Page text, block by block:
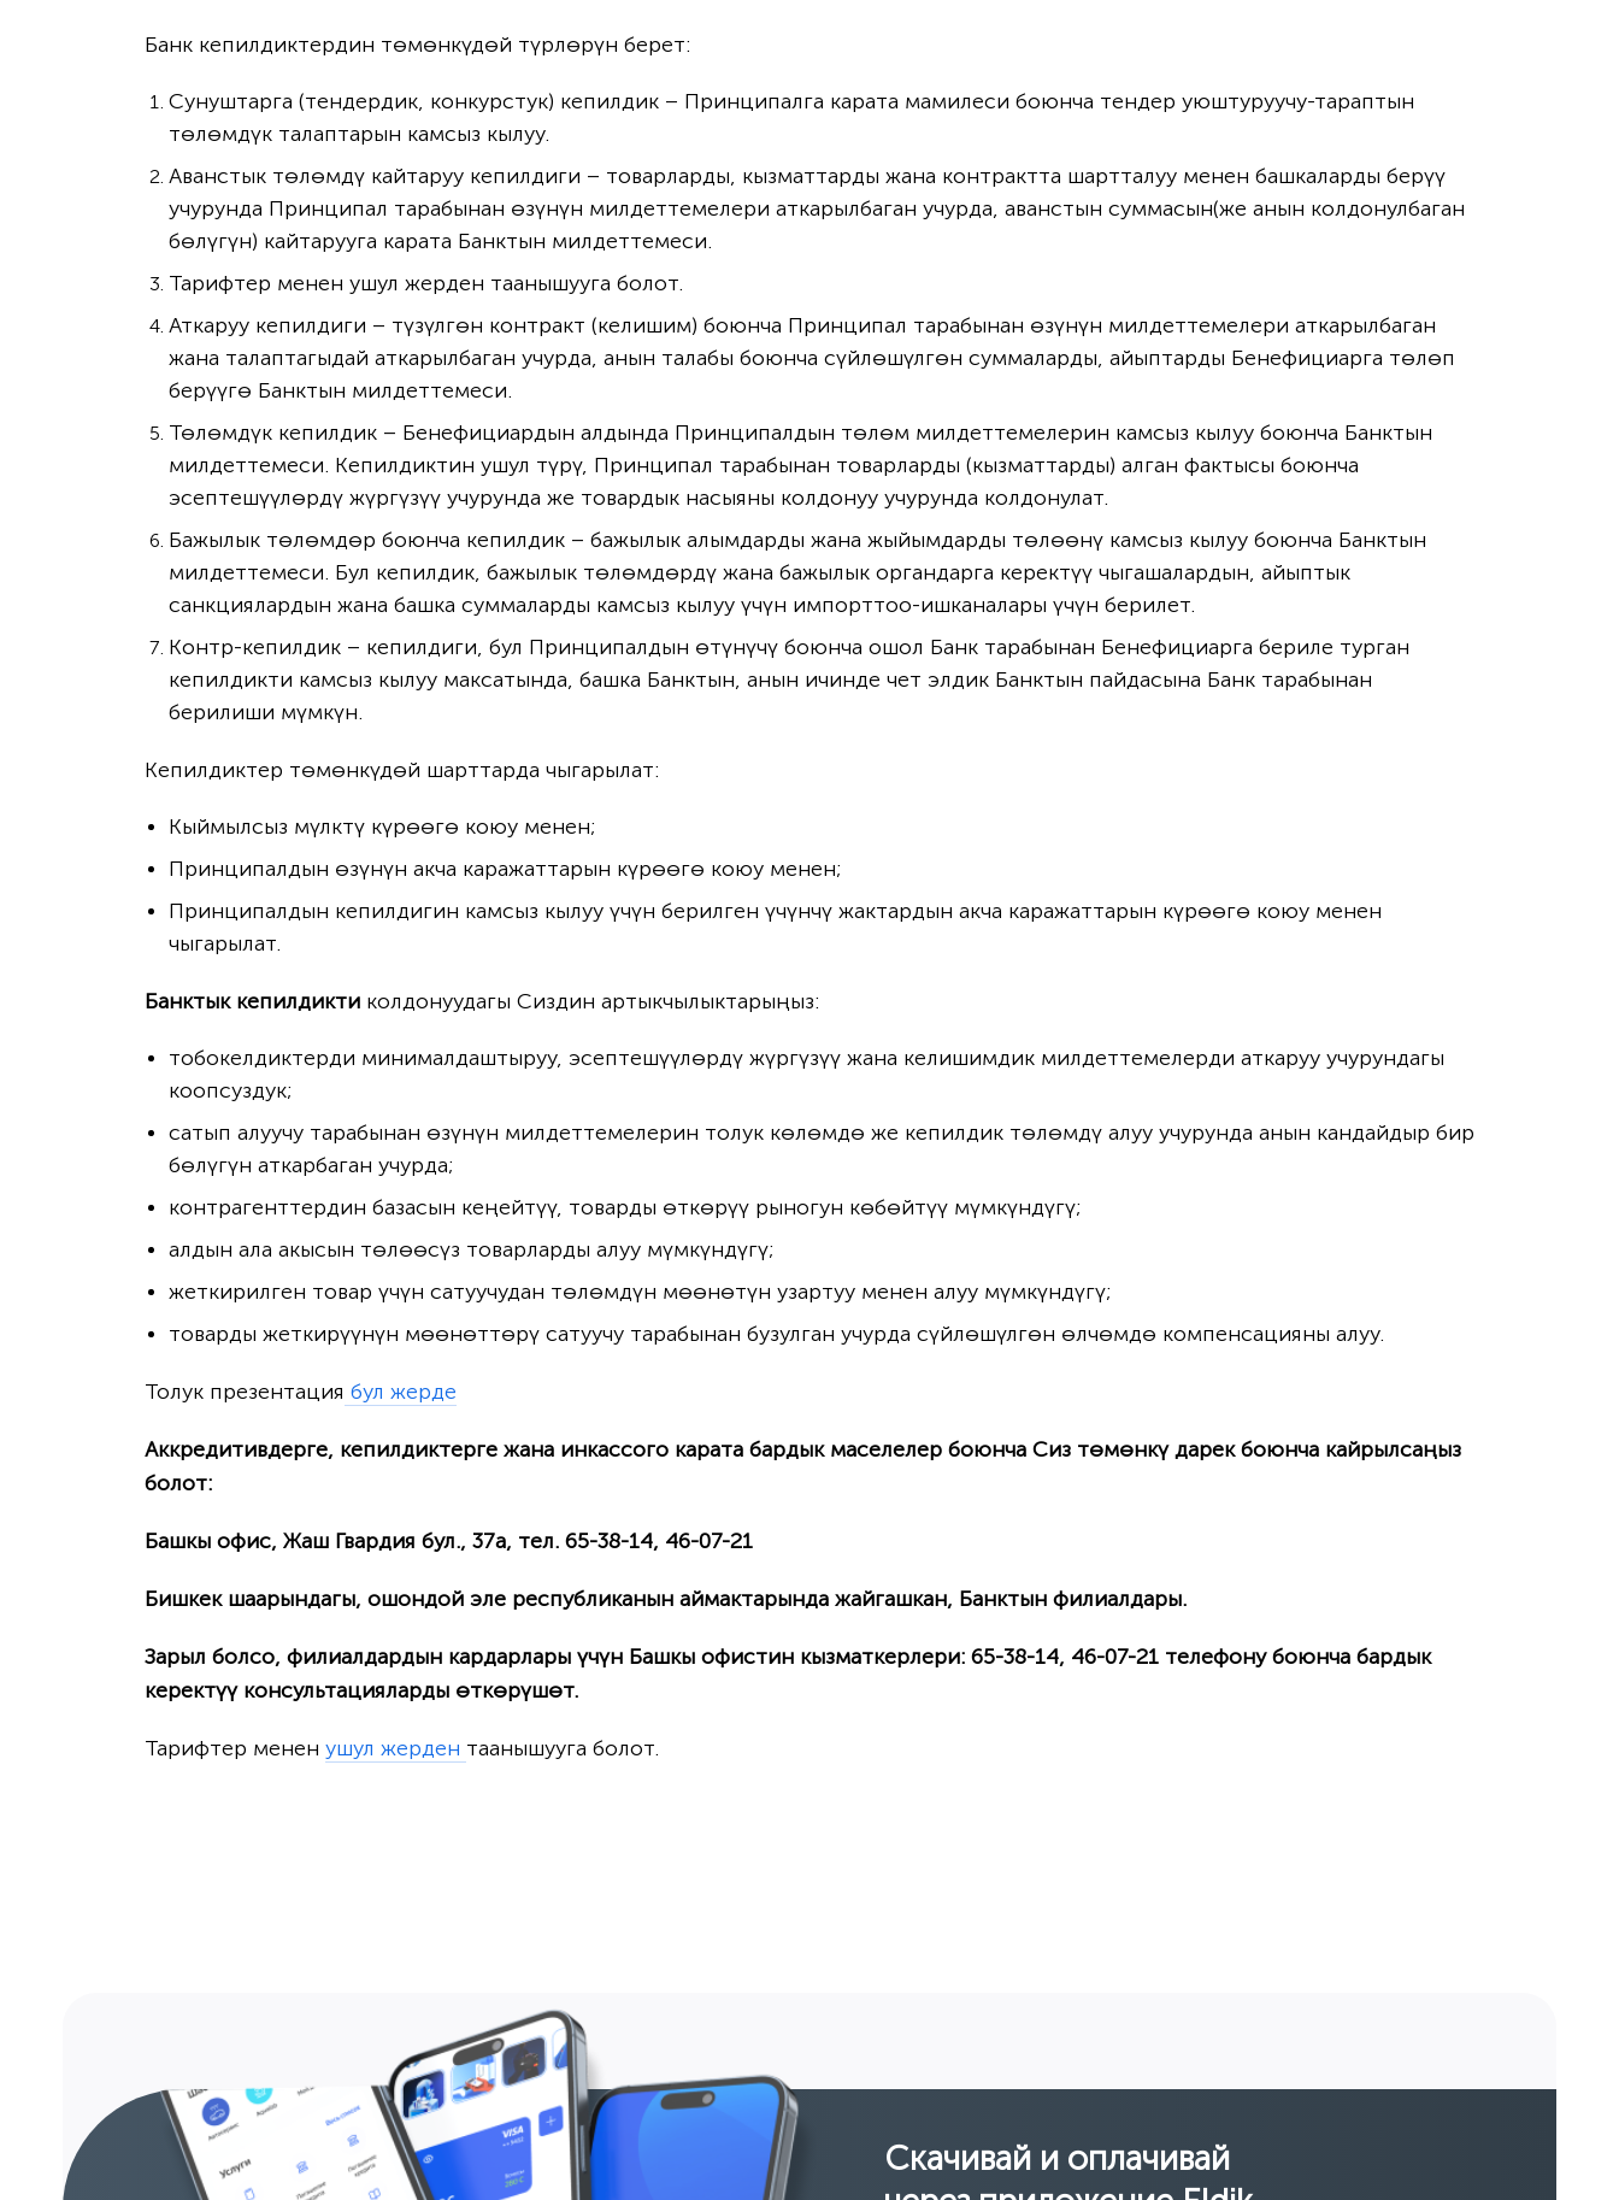
Банк кепилдиктердин төмөнкүдөй түрлөрүн берет:
Сунуштарга (тендердик, конкурстук) кепилдик – Принципалга карата мамилеси боюнча тендер уюштуруучу-тараптын
төлөмдүк талаптарын камсыз кылуу.
Аванстык төлөмдү кайтаруу кепилдиги – товарларды, кызматтарды жана контрактта шартталуу менен башкаларды берүү
учурунда Принципал тарабынан өзүнүн милдеттемелери аткарылбаган учурда, аванстын суммасын(же анын колдонулбаган
бөлүгүн) кайтарууга карата Банктын милдеттемеси.
Тарифтер менен ушул жерден таанышууга болот.
Аткаруу кепилдиги – түзүлгөн контракт (келишим) боюнча Принципал тарабынан өзүнүн милдеттемелери аткарылбаган
жана талаптагыдай аткарылбаган учурда, анын талабы боюнча сүйлөшүлгөн суммаларды, айыптарды Бенефициарга төлөп
берүүгө Банктын милдеттемеси.
Төлөмдүк кепилдик – Бенефициардын алдында Принципалдын төлөм милдеттемелерин камсыз кылуу боюнча Банктын
милдеттемеси. Кепилдиктин ушул түрү, Принципал тарабынан товарларды (кызматтарды) алган фактысы боюнча
эсептешүүлөрдү жүргүзүү учурунда же товардык насыяны колдонуу учурунда колдонулат.
Бажылык төлөмдөр боюнча кепилдик – бажылык алымдарды жана жыйымдарды төлөөнү камсыз кылуу боюнча Банктын
милдеттемеси. Бул кепилдик, бажылык төлөмдөрдү жана бажылык органдарга керектүү чыгашалардын, айыптык
санкциялардын жана башка суммаларды камсыз кылуу үчүн импорттоо-ишканалары үчүн берилет.
Контр-кепилдик – кепилдиги, бул Принципалдын өтүнүчү боюнча ошол Банк тарабынан Бенефициарга бериле турган
кепилдикти камсыз кылуу максатында, башка Банктын, анын ичинде чет элдик Банктын пайдасына Банк тарабынан
берилиши мүмкүн.
Кепилдиктер төмөнкүдөй шарттарда чыгарылат:
Кыймылсыз мүлктү күрөөгө коюу менен;
Принципалдын өзүнүн акча каражаттарын күрөөгө коюу менен;
Принципалдын кепилдигин камсыз кылуу үчүн берилген үчүнчү жактардын акча каражаттарын күрөөгө коюу менен
чыгарылат.
Банктык кепилдикти колдонуудагы Сиздин артыкчылыктарыңыз:
тобокелдиктерди минималдаштыруу, эсептешүүлөрдү жүргүзүү жана келишимдик милдеттемелерди аткаруу учурундагы
коопсуздук;
сатып алуучу тарабынан өзүнүн милдеттемелерин толук көлөмдө же кепилдик төлөмдү алуу учурунда анын кандайдыр бир
бөлүгүн аткарбаган учурда;
контрагенттердин базасын кеңейтүү, товарды өткөрүү рыногун көбөйтүү мүмкүндүгү;
алдын ала акысын төлөөсүз товарларды алуу мүмкүндүгү;
жеткирилген товар үчүн сатуучудан төлөмдүн мөөнөтүн узартуу менен алуу мүмкүндүгү;
товарды жеткирүүнүн мөөнөттөрү сатуучу тарабынан бузулган учурда сүйлөшүлгөн өлчөмдө компенсацияны алуу.
Толук презентация бул жерде
Аккредитивдерге, кепилдиктерге жана инкассого карата бардык маселелер боюнча Сиз төмөнкү дарек боюнча кайрылсаңыз
болот:
Башкы офис, Жаш Гвардия бул., 37а, тел. 65-38-14, 46-07-21
Бишкек шаарындагы, ошондой эле республиканын аймактарында жайгашкан, Банктын филиалдары.
Зарыл болсо, филиалдардын кардарлары үчүн Башкы офистин кызматкерлери: 65-38-14, 46-07-21 телефону боюнча бардык
керектүү консультацияларды өткөрүшөт.
Тарифтер менен ушул жерден таанышууга болот.
Скачивай и оплачивай